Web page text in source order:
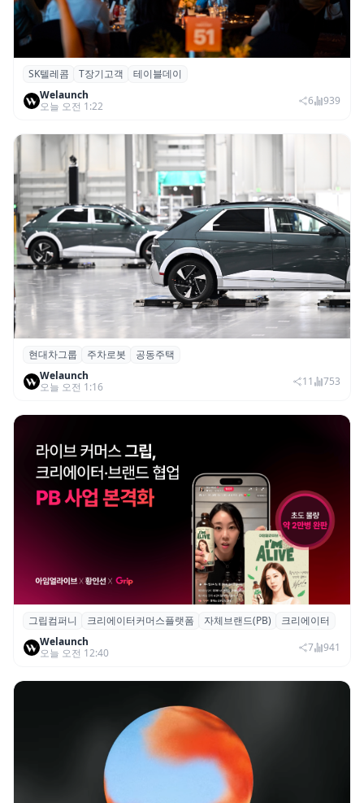
SK텔레콤, ‘T 장기고객 프로그램 테이블 데
이’ 서울 행사 성료
SK텔레콤 T장기고객
테이블데이
Welaunch
오늘 오전 1:22
6 939
현대차그룹, 아파트 단지 내 공동주택 주차
로봇 실증 추진
현대차그룹 주차로봇
공동주택
Welaunch
오늘 오전 1:16
11 753
그립, 크리에이터·브랜드 협업 브랜드(PB)
진행...첫 콜라보 2시간 만에 완판
그립컴퍼니 크리에이터커머스플랫폼 자체브랜드(PB)
크리에이터
Welaunch
오늘 오전 12:40
7 941